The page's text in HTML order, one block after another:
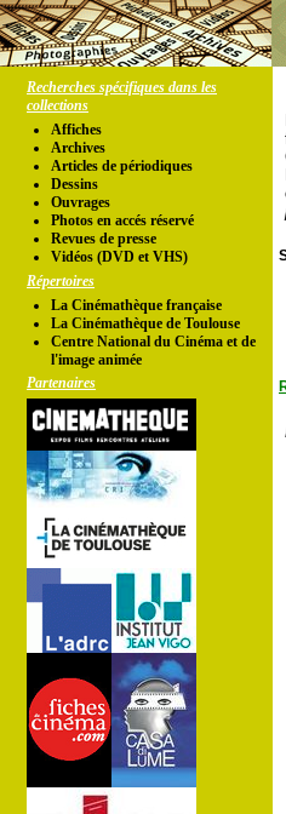
Recherches spécifiques dans les
collections
Affiches
Archives
Articles de périodiques
Dessins
Ouvrages
Photos en accés réservé
Revues de presse
Vidéos (DVD et VHS)
Répertoires
La Cinémathèque française
La Cinémathèque de Toulouse
Centre National du Cinéma et de
l'image animée
Partenaires